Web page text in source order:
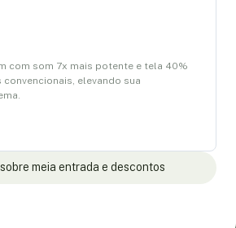
com som 7x mais potente e tela 40%
convencionais, elevando sua
meia entrada e descontos